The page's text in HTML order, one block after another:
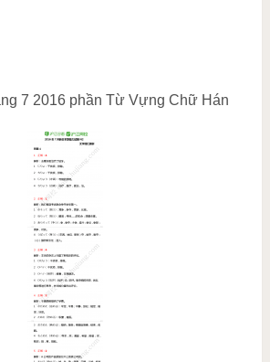
7 2016 phần Từ Vựng Chữ Hán